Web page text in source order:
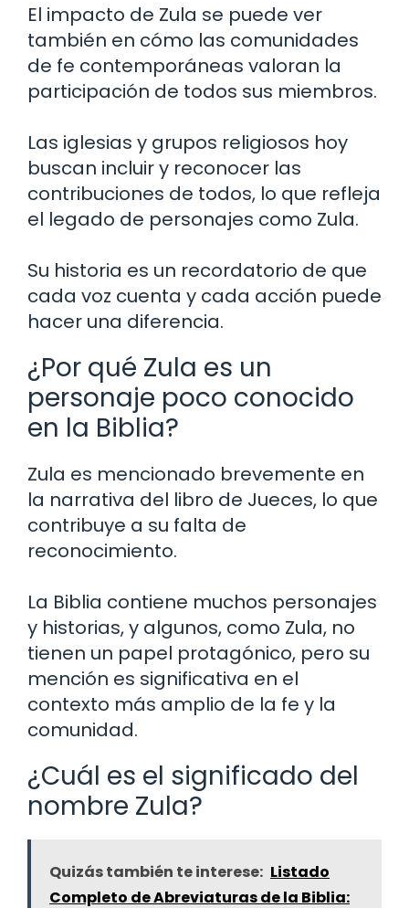
El impacto de Zula se puede ver
también en cómo las comunidades
de fe contemporáneas valoran la
participación de todos sus miembros.
Las iglesias y grupos religiosos hoy
buscan incluir y reconocer las
contribuciones de todos, lo que refleja
el legado de personajes como Zula.
Su historia es un recordatorio de que
cada voz cuenta y cada acción puede
hacer una diferencia.
¿Por qué Zula es un
personaje poco conocido
en la Biblia?
Zula es mencionado brevemente en
la narrativa del libro de Jueces, lo que
contribuye a su falta de
reconocimiento.
La Biblia contiene muchos personajes
y historias, y algunos, como Zula, no
tienen un papel protagónico, pero su
mención es significativa en el
contexto más amplio de la fe y la
comunidad.
¿Cuál es el significado del
nombre Zula?
Quizás también te interese: Listado
Completo de Abreviaturas de la Biblia: